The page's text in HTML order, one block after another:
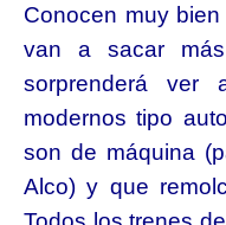
Conocen muy
van a sacar
sorprenderá ver
modernos tipo
son de máquina
Alco) y que